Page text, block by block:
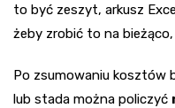
to być zeszyt, arkusz
żeby zrobić to na
Po zsumowaniu kosztów
lub stada można policzyć